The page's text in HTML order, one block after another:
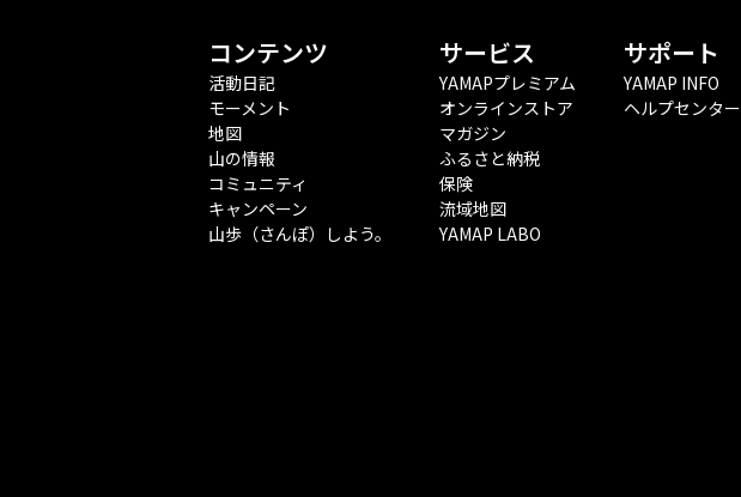
コンテンツ
活動日記
モーメント
地図
山の情報
コミュニティ
キャンペーン
山歩（さんぽ）しよう。
サービス
YAMAPプレミアム
オンラインストア
マガジン
ふるさと納税
保険
流域地図
YAMAP LABO
サポート
YAMAP INFO
ヘルプセンター